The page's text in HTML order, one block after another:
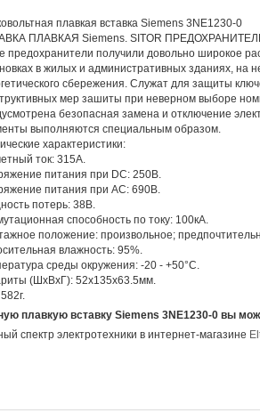
плавкая вставка Siemens 3NE1230-0
ПЛАВКАЯ Siemens. SITOR
предохранители получили довольно широкое
в жилых и административных зданиях, на
сбережения. Служат для защиты
мер зашиты при неверном выборе
безопасная замена и отключение
выполняются специальным образом.
характеристики:
ток: 315А.
питания при DC: 250В.
питания при АC: 690В.
потерь: 38В.
способность по току: 100кА.
положение: произвольное;
влажность: 95%.
среды окружения: -20 - +50°С.
(ШхВхГ): 52х135х63.5мм.
плавкую вставку Siemens 3NE1230-0 вы
спектр электротехники в интернет-магазине